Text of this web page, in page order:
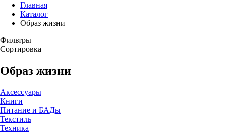
Главная
Каталог
Образ жизни
Фильтры
Сортировка
Образ жизни
Аксессуары
Книги
Питание и БАДы
Текстиль
Техника